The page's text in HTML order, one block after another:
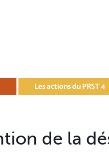
Les actions du PRST 4
de la